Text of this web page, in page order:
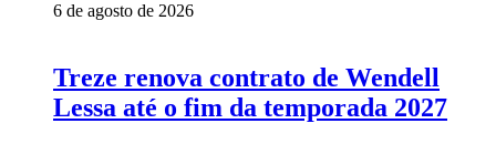
6 de agosto de 2026
Treze renova contrato de Wendell
Lessa até o fim da temporada 2027